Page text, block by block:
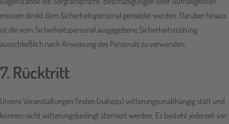
müssen direkt dem Sicherheitspersonal gemeldet werden. Darüber hinaus
ist die vom Sicherheitspersonal ausgegebene Sicherheitsrüstung
ausschließlich nach Anweisung des Personals zu verwenden.
7. Rücktritt
Unsere Veranstaltungen finden (nahezu) witterungsunabhängig statt und
können nicht witterungsbedingt storniert werden. Es besteht jederzeit vor